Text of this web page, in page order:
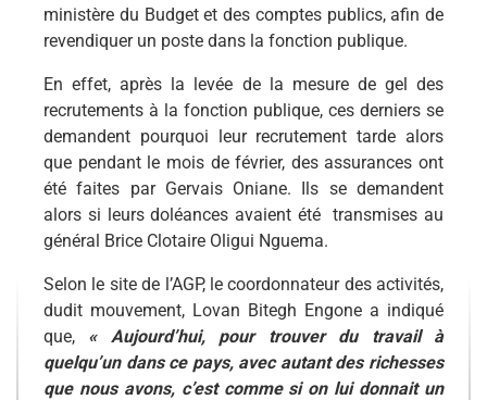
ministère du Budget et des comptes publics, afin de
revendiquer un poste dans la fonction publique.
En effet, après la levée de la mesure de gel des
recrutements à la fonction publique, ces derniers se
demandent pourquoi leur recrutement tarde alors
que pendant le mois de février, des assurances ont
été faites par Gervais Oniane. Ils se demandent
alors si leurs doléances avaient été transmises au
général Brice Clotaire Oligui Nguema.
Selon le site de l’AGP, le coordonnateur des activités,
dudit mouvement, Lovan Bitegh Engone a indiqué
que, « Aujourd’hui, pour trouver du travail à
quelqu’un dans ce pays, avec autant des richesses
que nous avons, c’est comme si on lui donnait un